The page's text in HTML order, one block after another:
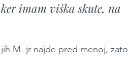
imam viška skute, na
M. jr najde pred menoj, zato